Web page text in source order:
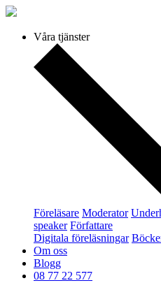
Våra tjänster
Föreläsare Moderator
speaker Författare
Digitala föreläsningar
Om oss
Blogg
08 77 22 577